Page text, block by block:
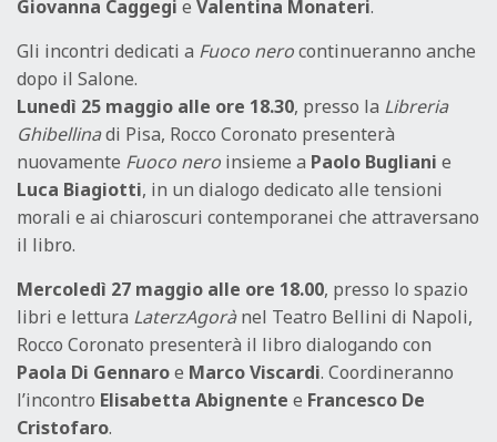
Giovanna Caggegi e Valentina Monateri.
Gli incontri dedicati a Fuoco nerocontinueranno anche
dopo il Salone.
Lunedì 25 maggio alle ore 18.30, presso la Libreria
Ghibellinadi Pisa, Rocco Coronato presenterà
nuovamente Fuoco nero insieme a Paolo Bugliani e
Luca Biagiotti, in un dialogo dedicato alle tensioni
morali e ai chiaroscuri contemporanei che attraversano
il libro.
Mercoledì 27 maggio alle ore 18.00, presso lo spazio
libri e lettura LaterzAgorànel Teatro Bellini di Napoli,
Rocco Coronato presenterà il libro dialogando con
Paola Di Gennaroe Marco Viscardi. Coordineranno
l’incontro Elisabetta Abignente e Francesco De
Cristofaro.